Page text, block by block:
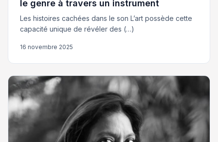
le genre à travers un instrument
Les histoires cachées dans le son L’art possède cette
capacité unique de révéler des (…)
16 novembre 2025